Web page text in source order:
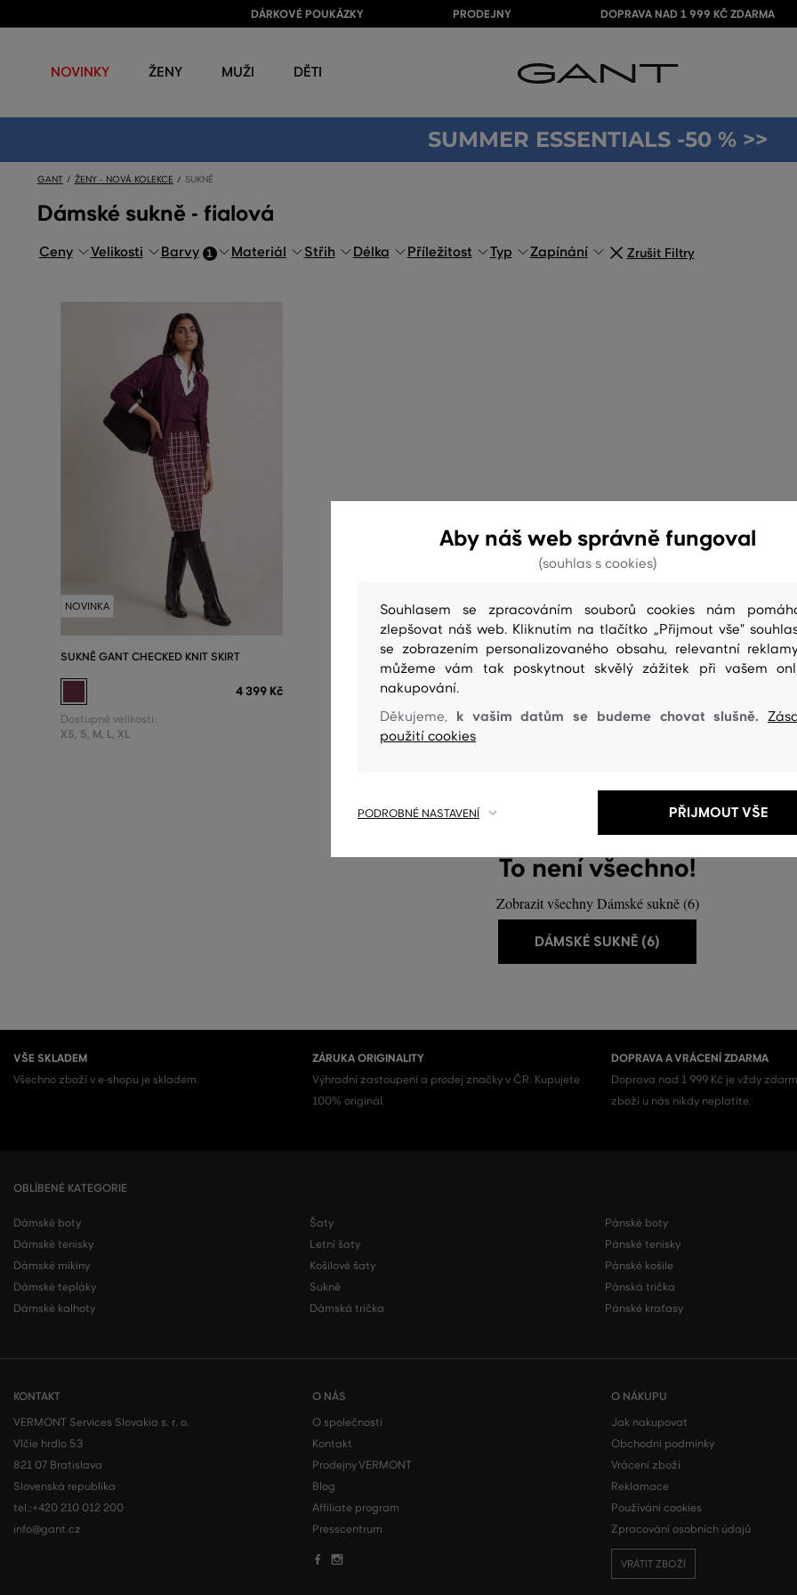
DÁRKOVÉ POUKÁZKY PRODEJNY DOPRAVA NAD 1 999 KČ ZDARMA
NOVINKY ŽENY MUŽI DĚTI
SUMMER ESSENTIALS -50 % >>
GANT ŽENY - NOVÁ KOLEKCE SUKNĚ
Dámské sukně - fialová
Ceny Velikosti Barvy 1 Materiál Střih Délka Příležitost Typ Zapínání Zrušit Filtry
NOVINKA
SUKNĚ GANT CHECKED KNIT SKIRT
4 399 Kč
Dostupné velikosti:
XS, S, M, L, XL
To není všechno!
Zobrazit všechny Dámské sukně (6)
DÁMSKÉ SUKNĚ (6)
VŠE SKLADEM
Všechno zboží v e-shopu je skladem.
ZÁRUKA ORIGINALITY
Výhradní zastoupení a prodej značky v ČR. Kupujete
100% originál.
DOPRAVA A VRÁCENÍ ZDARMA
Doprava nad 1 999 Kč je vždy
zboží u nás nikdy neplatíte.
OBLÍBENÉ KATEGORIE
Dámské boty
Dámské tenisky
Dámské mikiny
Dámské tepláky
Dámské kalhoty
Šaty
Letní šaty
Košilové šaty
Sukně
Dámská trička
Pánské boty
Pánské tenisky
Pánské košile
Pánská trička
Pánské kraťasy
KONTAKT
VERMONT Services Slovakia s. r. o.
Vlčie hrdlo 53
821 07 Bratislava
Slovenská republika
tel.:+420 210 012 200
info@gant.cz
O NÁS
O společnosti
Kontakt
Prodejny VERMONT
Blog
Affiliate program
Presscentrum
O NÁKUPU
Jak nakupovat
Obchodní podmínky
Vrácení zboží
Reklamace
Používání cookies
Zpracování osobních údajů
VRÁTIT ZBOŽÍ
Aby náš web správně fungoval
(souhlas s cookies)
Souhlasem se zpracováním souborů cookies nám
zlepšovat náš web. Kliknutím na tlačítko „Přijmout vše"
se zobrazením personalizovaného obsahu, relevantní
můžeme vám tak poskytnout skvělý zážitek při vašem
nakupování.
Děkujeme, k vašim datům se budeme chovat slušně.
použití cookies
PODROBNÉ NASTAVENÍ PŘIJMOUT VŠE